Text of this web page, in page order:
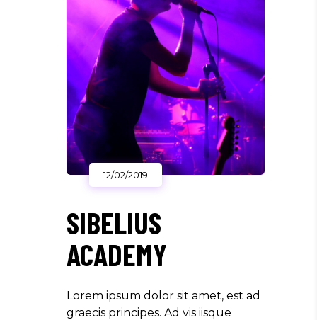
12/02/2019
SIBELIUS
ACADEMY
Lorem ipsum dolor sit amet, est ad
graecis principes. Ad vis iisque